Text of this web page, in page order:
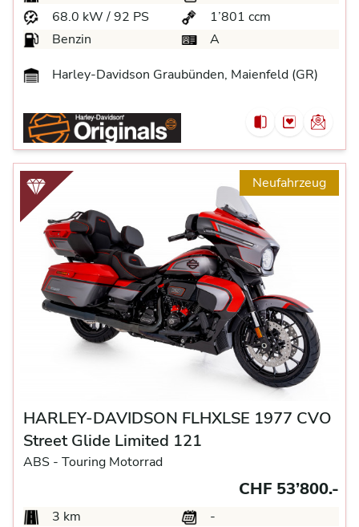
68.0 kW / 92 PS
1’801 ccm
Benzin
A
Harley-Davidson Graubünden, Maienfeld (GR)
Neufahrzeug
HARLEY-DAVIDSON FLHXLSE 1977 CVO
Street Glide Limited 121
ABS - Touring Motorrad
CHF 53’800.-
3 km
-